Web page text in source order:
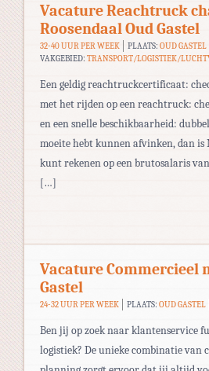
Vacature Reachtruck
Roosendaal Oud Gastel
32-40 UUR PER WEEK PLAATS: OUD GASTEL
VAKGEBIED: TRANSPORT/LOGISTIEK/
Een geldig reachtruckcertificaat:
met het rijden op een reachtruck:
en een snelle beschikbaarheid:
moeite hebt kunnen afvinken, dan is
kunt rekenen op een brutosalaris
[…]
Vacature Commercieel
Gastel
24-32 UUR PER WEEK PLAATS: OUD GASTEL
Ben jij op zoek naar klantenservice
logistiek? De unieke combinatie van